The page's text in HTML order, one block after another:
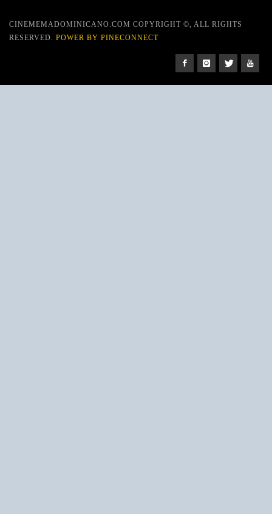
CINEMEMADOMINICANO.COM COPYRIGHT ©, ALL RIGHTS
RESERVED. POWER BY PINECONNECT